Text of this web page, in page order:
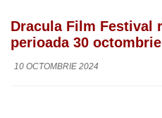
Dracula Film Festival
perioada 30
10 OCTOMBRIE 2024